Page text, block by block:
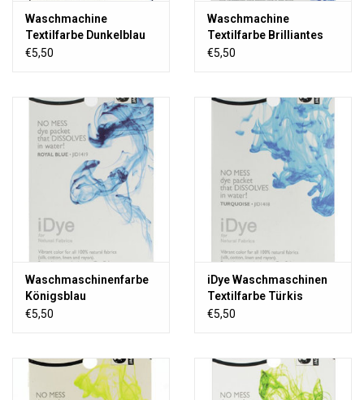
Waschmachine
Textilfarbe Dunkelblau
€5,50
Waschmachine
Textilfarbe Brilliantes
Blau
€5,50
Waschmaschinenfarbe
Königsblau
€5,50
iDye Waschmaschinen
Textilfarbe Türkis
€5,50